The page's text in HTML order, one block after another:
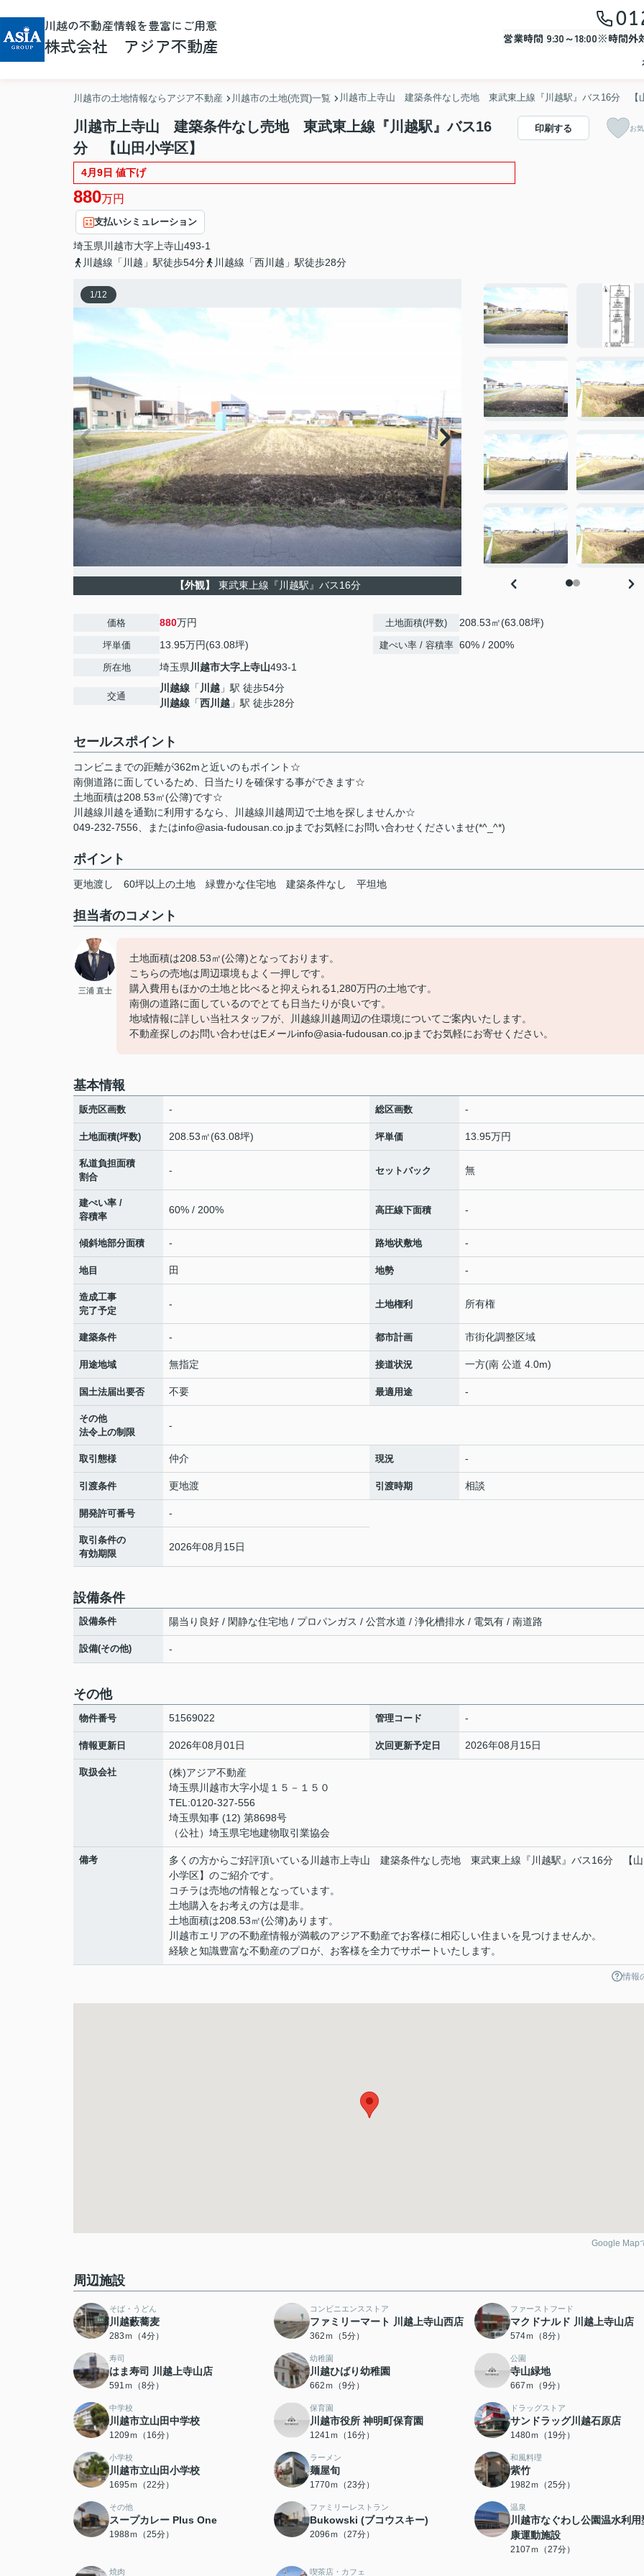
川越の不動産情報を豊富にご用意
株式会社 アジア不動産 営業時間 9:30～18:00※時間外
川越市の土地情報ならアジア不動産 川越市の土地(売買)一覧 川越市上寺山 建築条件なし売地 東武東上線『川越駅』バス16分 【
川越市上寺山 建築条件なし売地 東武東上線『川越駅』バス16
分 【山田小学区】
4月9日 値下げ
880万円
支払いシミュレーション
埼玉県 川越市大字上寺山493-1
川越線「川越」駅徒歩54分
川越線「西川越」駅徒歩28分
印刷する お
1/12
【外観】 東武東上線『川越駅』バス16分
価格 880万円
坪単価 13.95万円(63.08坪)
所在地 埼玉県川越市大字上寺山493-1
交通
川越線 「 川越 」駅 徒歩54分
川越線 「西川越 」駅 徒歩28分
土地面積(坪数) 208.53㎡(63.08坪)
建ぺい率 / 容積率 60% / 200%
セールスポイント
コンビニまでの距離が362mと近いのもポイント☆
南側道路に面しているため、日当たりを確保する事ができます☆
土地面積は208.53㎡(公簿)です☆
川越線川越を通勤に利用するなら、川越線川越周辺で土地を探しませんか☆
049-232-7556、またはinfo@asia-fudousan.co.jpまでお気軽にお問い合わせくださいませ(*^_^*)
ポイント
更地渡し 60坪以上の土地 緑豊かな住宅地 建築条件なし 平坦地
担当者のコメント
三浦 直士
土地面積は208.53㎡(公簿)となっております。
こちらの売地は周辺環境もよく一押しです。
購入費用もほかの土地と比べると抑えられる1,280万円の土地です。
南側の道路に面しているのでとても日当たりが良いです。
地域情報に詳しい当社スタッフが、川越線川越周辺の住環境についてご案内いたします。
不動産探しのお問い合わせはEメールinfo@asia-fudousan.co.jpまでお気軽にお寄せください。
基本情報
販売区画数 - 総区画数 -
土地面積(坪数) 208.53㎡(63.08坪) 坪単価 13.95万円
私道負担面積
割合
- セットバック 無
建ぺい率 /
容積率
60% / 200% 高圧線下面積 -
傾斜地部分面積 - 路地状敷地 -
地目 田 地勢 -
造成工事
完了予定
- 土地権利 所有権
建築条件 - 都市計画 市街化調整区域
用途地域 無指定 接道状況 一方(南 公道 4.0m)
国土法届出要否 不要 最適用途 -
その他
法令上の制限
-
取引態様 仲介 現況 -
引渡条件 更地渡 引渡時期 相談
開発許可番号 -
取引条件の
有効期限
2026年08月15日
設備条件
設備条件 陽当り良好 / 閑静な住宅地 / プロパンガス / 公営水道 / 浄化槽排水 / 電気有 / 南道路
設備(その他) -
その他
物件番号 51569022 管理コード -
情報更新日 2026年08月01日 次回更新予定日 2026年08月15日
取扱会社
(株)アジア不動産
埼玉県川越市大字小堤１５－１５０
TEL:0120-327-556
埼玉県知事 (12) 第8698号
（公社）埼玉県宅地建物取引業協会
備考
多くの方からご好評頂いている川越市上寺山 建築条件なし売地 東武東上線『川越駅』バス16分 【
小学区】のご紹介です。
コチラは売地の情報となっています。
土地購入をお考えの方は是非。
土地面積は208.53㎡(公簿)あります。
川越市エリアの不動産情報が満載のアジア不動産でお客様に相応しい住まいを見つけませんか。
経験と知識豊富な不動産のプロが、お客様を全力でサポートいたします。
情報
Google Map
周辺施設
そば・うどん
川越藪蕎麦
283ｍ（4分）
コンビニエンスストア
ファミリーマート 川越上寺山西店
362ｍ（5分）
ファーストフード
マクドナルド 川越上寺山店
574ｍ（8分）
寿司
はま寿司 川越上寺山店
591ｍ（8分）
幼稚園
川越ひばり幼稚園
662ｍ（9分）
公園
寺山緑地
667ｍ（9分）
中学校
川越市立山田中学校
1209ｍ（16分）
保育園
川越市役所 神明町保育園
1241ｍ（16分）
ドラッグストア
サンドラッグ川越石原店
1480ｍ（19分）
小学校
川越市立山田小学校
1695ｍ（22分）
ラーメン
麺屋旬
1770ｍ（23分）
和風料理
紫竹
1982ｍ（25分）
その他
スープカレー Plus One
1988ｍ（25分）
ファミリーレストラン
Bukowski (ブコウスキー)
2096ｍ（27分）
温泉
川越市なぐわし公園温水利用
康運動施設
2107ｍ（27分）
焼肉 喫茶店・カフェ